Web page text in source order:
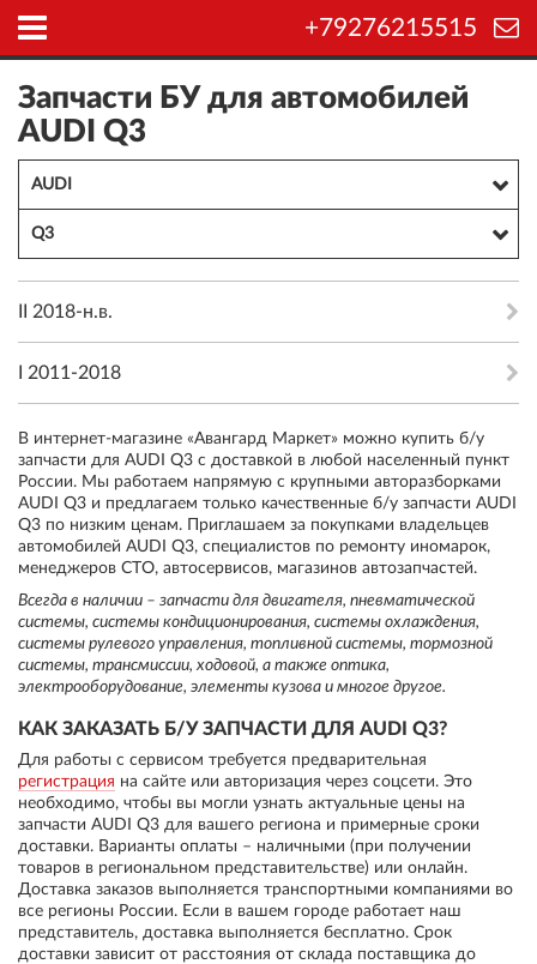
+79276215515
Запчасти БУ для автомобилей
AUDI Q3
AUDI
Q3
II 2018-н.в.
I 2011-2018
В интернет-магазине «Авангард Маркет» можно купить б/у
запчасти для AUDI Q3 с доставкой в любой населенный пункт
России. Мы работаем напрямую с крупными авторазборками
AUDI Q3 и предлагаем только качественные б/у запчасти AUDI
Q3 по низким ценам. Приглашаем за покупками владельцев
автомобилей AUDI Q3, специалистов по ремонту иномарок,
менеджеров СТО, автосервисов, магазинов автозапчастей.
Всегда в наличии – запчасти для двигателя, пневматической
системы, системы кондиционирования, системы охлаждения,
системы рулевого управления, топливной системы, тормозной
системы, трансмиссии, ходовой, а также оптика,
электрооборудование, элементы кузова и многое другое.
КАК ЗАКАЗАТЬ Б/У ЗАПЧАСТИ ДЛЯ AUDI Q3?
Для работы с сервисом требуется предварительная
регистрация на сайте или авторизация через соцсети. Это
необходимо, чтобы вы могли узнать актуальные цены на
запчасти AUDI Q3 для вашего региона и примерные сроки
доставки. Варианты оплаты – наличными (при получении
товаров в региональном представительстве) или онлайн.
Доставка заказов выполняется транспортными компаниями во
все регионы России. Если в вашем городе работает наш
представитель, доставка выполняется бесплатно. Срок
доставки зависит от расстояния от склада поставщика до